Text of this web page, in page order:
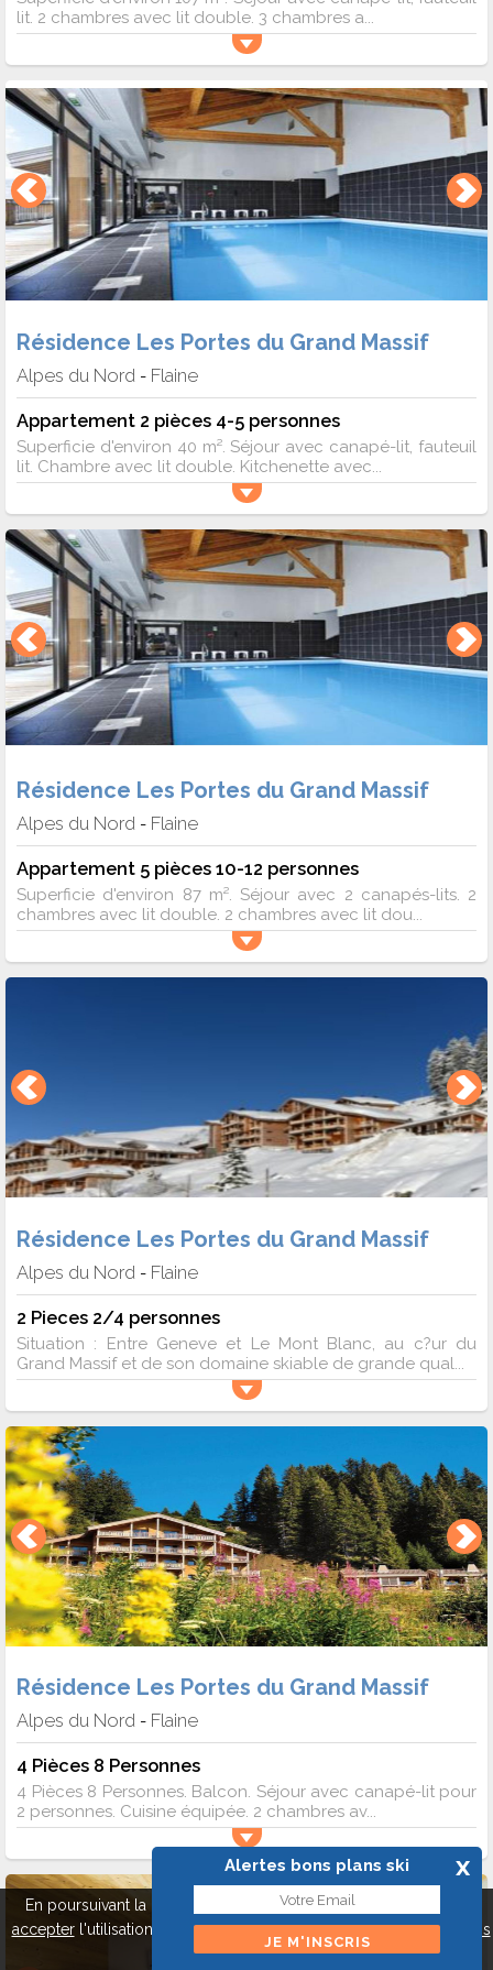
lit. 2 chambres avec lit double. 3 chambres a...
Résidence Les Portes du Grand Massif
Alpes du Nord - Flaine
Appartement 2 pièces 4-5 personnes
Superficie d'environ 40 m². Séjour avec canapé-lit, fauteuil
lit. Chambre avec lit double. Kitchenette avec...
Résidence Les Portes du Grand Massif
Alpes du Nord - Flaine
Appartement 5 pièces 10-12 personnes
Superficie d'environ 87 m². Séjour avec 2 canapés-lits. 2
chambres avec lit double. 2 chambres avec lit dou...
Résidence Les Portes du Grand Massif
Alpes du Nord - Flaine
2 Pieces 2/4 personnes
Situation : Entre Geneve et Le Mont Blanc, au c?ur du
Grand Massif et de son domaine skiable de grande qual...
Résidence Les Portes du Grand Massif
Alpes du Nord - Flaine
4 Pièces 8 Personnes
4 Pièces 8 Personnes. Balcon. Séjour avec canapé-lit pour
2 personnes. Cuisine équipée. 2 chambres av...
Alertes bons plans ski x
En poursuivant la navigation sur ce site, vous pouvez
accepterl'utilisation de cookies pour mieux vous servir.
A propos
des cookies
Fermer